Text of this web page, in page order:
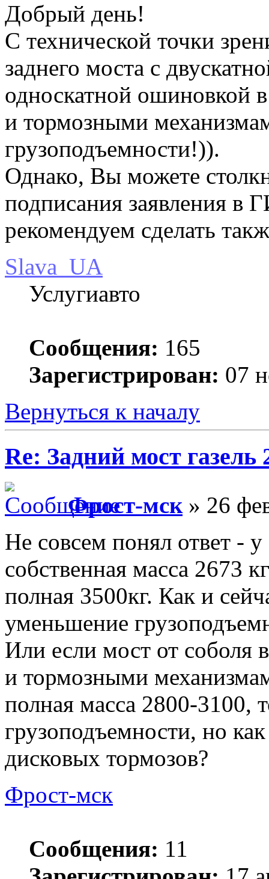
Добрый день!
С технической точки
заднего моста с
односкатной ошиновкой
и тормозными
грузоподъемности!)).
Однако, Вы можете
подписания заявления
рекомендуем сделать
Slava_UA
Услугиавто
Сообщения: 165
Зарегистрирован: 07
Вернуться к началу
Re: Задний мост газель
Фрост-мск » 26
Не совсем понял ответ -
собственная масса 2673
полная 3500кг. Как и
уменьшение
Или если мост от соболя
и тормозными
полная масса 2800-3100,
грузоподъемности, но
дисковых тормозов?
Фрост-мск
Сообщения: 11